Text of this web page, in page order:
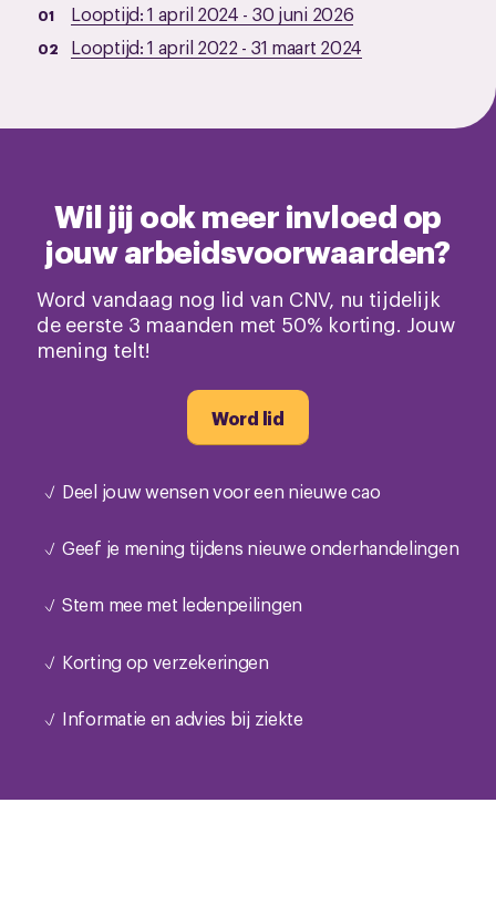
Looptijd:1 april 2024 - 30 juni 2026
Looptijd:1 april 2022 - 31 maart 2024
Wil jij ook meer invloed op
jouw arbeidsvoorwaarden?
Word vandaag nog lid van CNV, nu tijdelijk
de eerste 3 maanden met 50% korting. Jouw
mening telt!
Word lid
Deel jouw wensen voor een nieuwe cao
Geef je mening tijdens nieuwe onderhandelingen
Stem mee met ledenpeilingen
Korting op verzekeringen
Informatie en advies bij ziekte